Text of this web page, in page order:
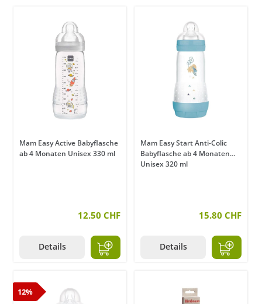
Mam Easy Active Babyflasche
ab 4 Monaten Unisex 330 ml
12.50 CHF
Details
Mam Easy Start Anti-Colic
Babyflasche ab 4 Monaten
Unisex 320 ml
15.80 CHF
Details
12%